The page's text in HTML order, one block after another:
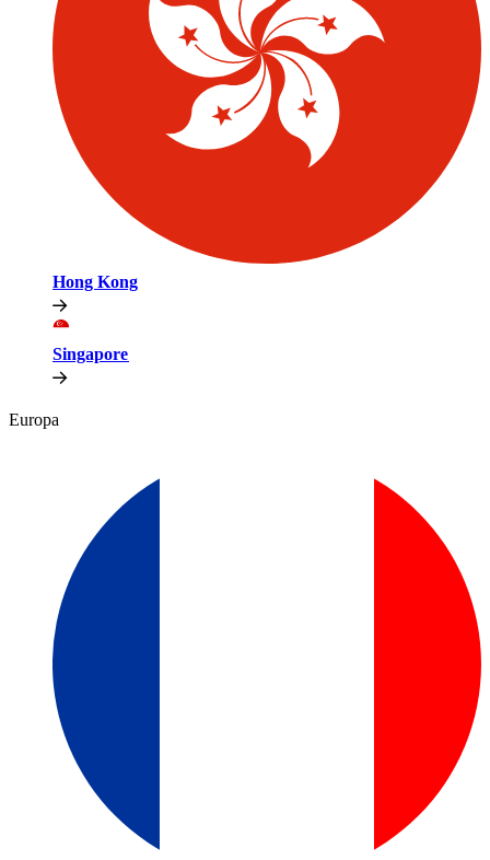
Hong Kong​​
Singapore​​
Europa​​